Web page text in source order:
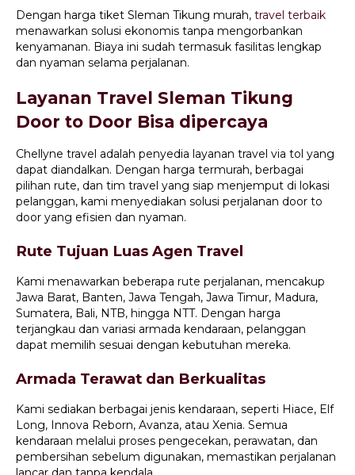
Dengan harga tiket Sleman Tikung murah, travel terbaik
menawarkan solusi ekonomis tanpa mengorbankan
kenyamanan. Biaya ini sudah termasuk fasilitas lengkap
dan nyaman selama perjalanan.
Layanan Travel Sleman Tikung
Door to Door Bisa dipercaya
Chellyne travel adalah penyedia layanan travel via tol yang
dapat diandalkan. Dengan harga termurah, berbagai
pilihan rute, dan tim travel yang siap menjemput di lokasi
pelanggan, kami menyediakan solusi perjalanan door to
door yang efisien dan nyaman.
Rute Tujuan Luas Agen Travel
Kami menawarkan beberapa rute perjalanan, mencakup
Jawa Barat, Banten, Jawa Tengah, Jawa Timur, Madura,
Sumatera, Bali, NTB, hingga NTT. Dengan harga
terjangkau dan variasi armada kendaraan, pelanggan
dapat memilih sesuai dengan kebutuhan mereka.
Armada Terawat dan Berkualitas
Kami sediakan berbagai jenis kendaraan, seperti Hiace, Elf
Long, Innova Reborn, Avanza, atau Xenia. Semua
kendaraan melalui proses pengecekan, perawatan, dan
pembersihan sebelum digunakan, memastikan perjalanan